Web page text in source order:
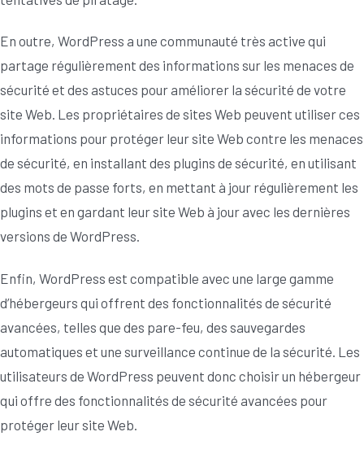
En outre, WordPress a une communauté très active qui
partage régulièrement des informations sur les menaces de
sécurité et des astuces pour améliorer la sécurité de votre
site Web. Les propriétaires de sites Web peuvent utiliser ces
informations pour protéger leur site Web contre les menaces
de sécurité, en installant des plugins de sécurité, en utilisant
des mots de passe forts, en mettant à jour régulièrement les
plugins et en gardant leur site Web à jour avec les dernières
versions de WordPress.
Enfin, WordPress est compatible avec une large gamme
d’hébergeurs qui offrent des fonctionnalités de sécurité
avancées, telles que des pare-feu, des sauvegardes
automatiques et une surveillance continue de la sécurité. Les
utilisateurs de WordPress peuvent donc choisir un hébergeur
qui offre des fonctionnalités de sécurité avancées pour
protéger leur site Web.